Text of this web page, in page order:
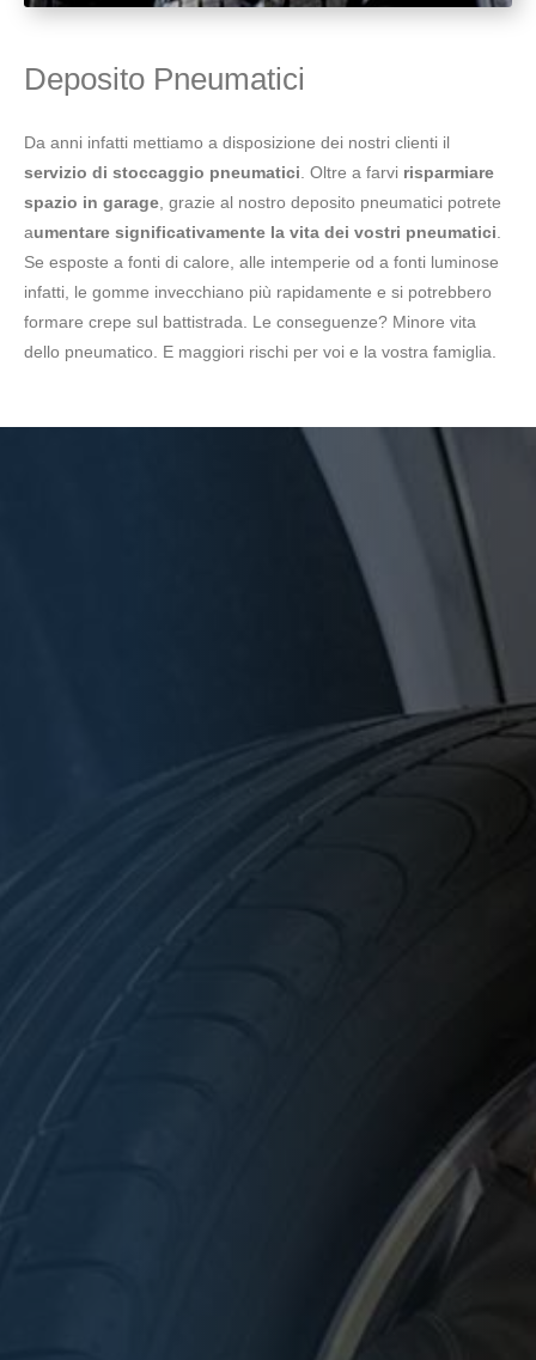
Deposito Pneumatici
Da anni infatti mettiamo a disposizione dei nostri clienti il
servizio di stoccaggio pneumatici. Oltre a farvi risparmiare
spazio in garage, grazie al nostro deposito pneumatici potrete
aumentare significativamente la vita dei vostri pneumatici.
Se esposte a fonti di calore, alle intemperie od a fonti luminose
infatti, le gomme invecchiano più rapidamente e si potrebbero
formare crepe sul battistrada. Le conseguenze? Minore vita
dello pneumatico. E maggiori rischi per voi e la vostra famiglia.